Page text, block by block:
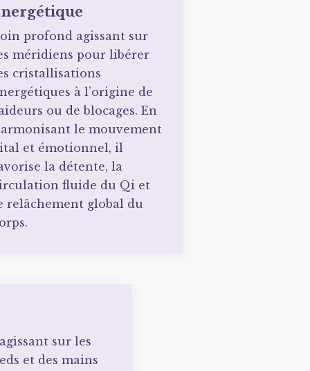
profond agissant sur
méridiens pour libérer
cristallisations
à l’origine de
ou de blocages. En
le mouvement
et émotionnel, il
la détente, la
fluide du Qi et
relâchement global du
sur les
et des mains